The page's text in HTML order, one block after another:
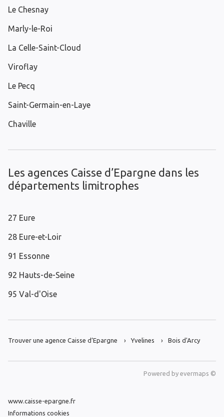
Le Chesnay
Marly-le-Roi
La Celle-Saint-Cloud
Viroflay
Le Pecq
Saint-Germain-en-Laye
Chaville
Les agences Caisse d’Epargne dans les
départements limitrophes
27 Eure
28 Eure-et-Loir
91 Essonne
92 Hauts-de-Seine
95 Val-d'Oise
Trouver une agence Caisse d’Epargne Yvelines Bois d'Arcy
Powered by evermaps ©
www.caisse-epargne.fr
Informations cookies